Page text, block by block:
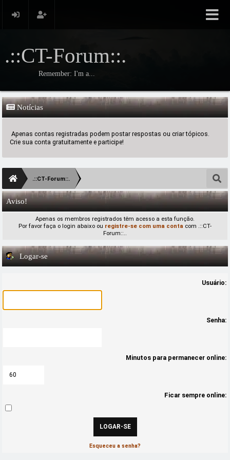
.::CT-Forum::.
Remember: I'm a...
Notícias
Apenas contas registradas podem postar respostas ou criar tópicos.
Crie sua conta gratuitamente e participe!
.::CT-Forum::.
Aviso!
Apenas os membros registrados têm acesso a esta função.
Por favor faça o login abaixo ou registre-se com uma conta com .::CT-
Forum::..
Logar-se
Usuário:
Senha:
Minutos para permanecer online:
Ficar sempre online:
Esqueceu a senha?